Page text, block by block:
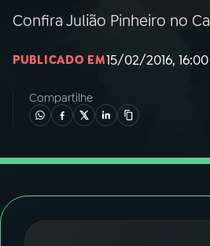
03PROGRAMAÇÃO
05PODCASTS
Confira Julião Pinheiro no
PUBLICADO EM15/02/2016, 16:00
Compartilhe